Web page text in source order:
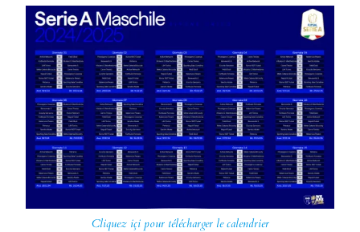
Cliquez içi pour télécharger le calendrier